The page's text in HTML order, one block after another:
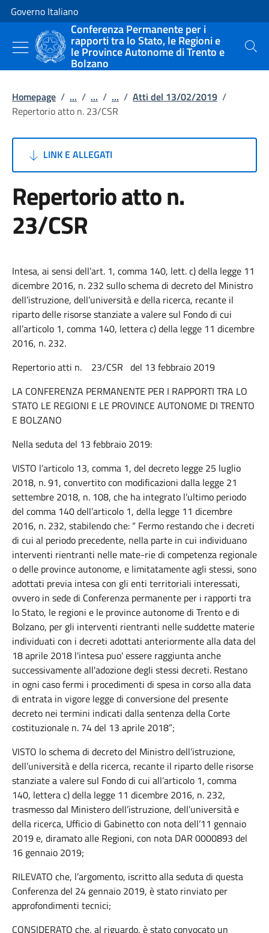
Vai al contenuto
Vai alla navigazione del sito
Governo Italiano
Conferenza Permanente per i
rapporti tra lo Stato, le Regioni e
le Province Autonome di Trento e
Bolzano
Cerca
Homepage / ... / ... / ... / Atti del 13/02/2019 /
Repertorio atto n. 23/CSR
LINK E ALLEGATI
Repertorio atto n.
23/CSR
Intesa, ai sensi dell’art. 1, comma 140, lett. c) della legge 11
dicembre 2016, n. 232 sullo schema di decreto del Ministro
dell’istruzione, dell’università e della ricerca, recante il
riparto delle risorse stanziate a valere sul Fondo di cui
all’articolo 1, comma 140, lettera c) della legge 11 dicembre
2016, n. 232.
Repertorio atti n. 23/CSR del 13 febbraio 2019
LA CONFERENZA PERMANENTE PER I RAPPORTI TRA LO
STATO LE REGIONI E LE PROVINCE AUTONOME DI TRENTO
E BOLZANO
Nella seduta del 13 febbraio 2019:
VISTO l’articolo 13, comma 1, del decreto legge 25 luglio
2018, n. 91, convertito con modificazioni dalla legge 21
settembre 2018, n. 108, che ha integrato l’ultimo periodo
del comma 140 dell’articolo 1, della legge 11 dicembre
2016, n. 232, stabilendo che: “ Fermo restando che i decreti
di cui al periodo precedente, nella parte in cui individuano
interventi rientranti nelle mate-rie di competenza regionale
o delle province autonome, e limitatamente agli stessi, sono
adottati previa intesa con gli enti territoriali interessati,
ovvero in sede di Conferenza permanente per i rapporti tra
lo Stato, le regioni e le province autonome di Trento e di
Bolzano, per gli interventi rientranti nelle suddette materie
individuati con i decreti adottati anteriormente alla data del
18 aprile 2018 l'intesa puo' essere raggiunta anche
successivamente all'adozione degli stessi decreti. Restano
in ogni caso fermi i procedimenti di spesa in corso alla data
di entrata in vigore legge di conversione del presente
decreto nei termini indicati dalla sentenza della Corte
costituzionale n. 74 del 13 aprile 2018”;
VISTO lo schema di decreto del Ministro dell’istruzione,
dell’università e della ricerca, recante il riparto delle risorse
stanziate a valere sul Fondo di cui all’articolo 1, comma
140, lettera c) della legge 11 dicembre 2016, n. 232,
trasmesso dal Ministero dell’istruzione, dell’università e
della ricerca, Ufficio di Gabinetto con nota dell’11 gennaio
2019 e, diramato alle Regioni, con nota DAR 0000893 del
16 gennaio 2019;
RILEVATO che, l’argomento, iscritto alla seduta di questa
Conferenza del 24 gennaio 2019, è stato rinviato per
approfondimenti tecnici;
CONSIDERATO che, al riguardo, è stato convocato un